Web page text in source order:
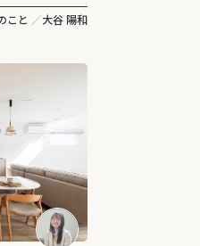
こと 大谷 陽和